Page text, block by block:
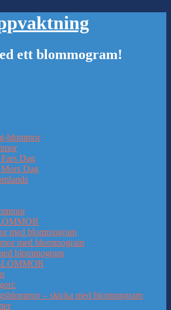
ett blommogram!
blommor
Dag
Dag
med blommogram
med blommogram
blommogram
– skicka med blommogram